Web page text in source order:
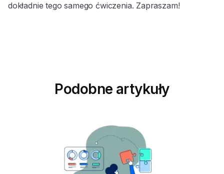
dokładnie tego samego ćwiczenia. Zapraszam!
Podobne artykuły